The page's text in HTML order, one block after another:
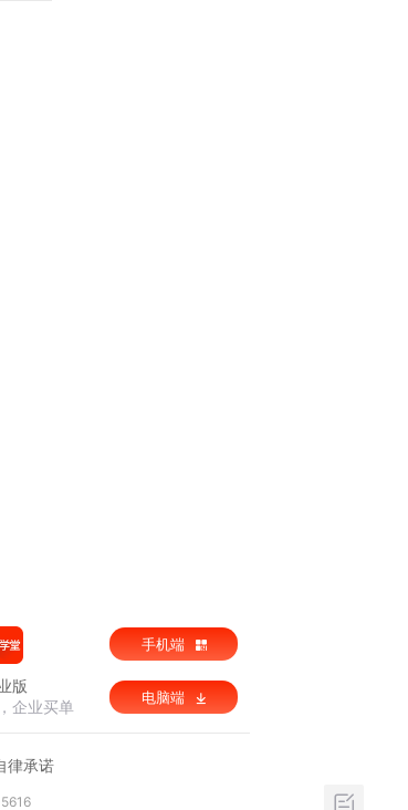
版
企业买单
手机端
电脑端
律承诺